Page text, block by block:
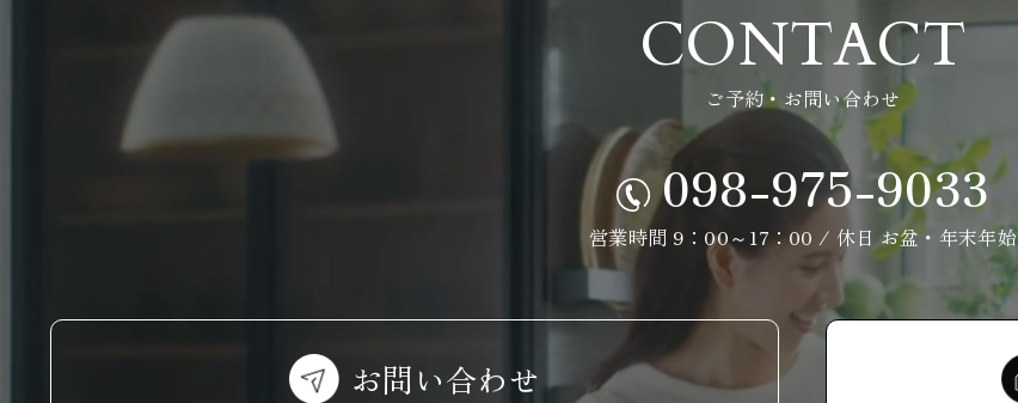
CONTACT
ご予約・お問い合わせ
098-975-9033
営業時間 9：00～17：00 / 休日 お盆・年末年始
お問い合わせ